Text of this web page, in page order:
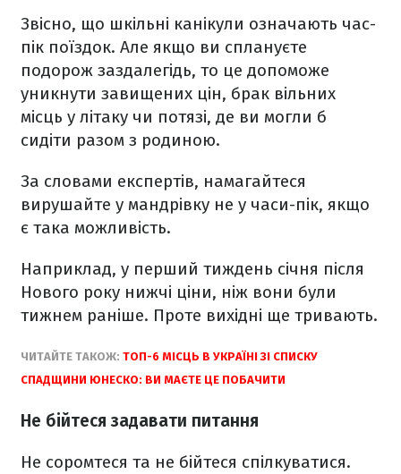
Звісно, що шкільні канікули означають час-
пік поїздок. Але якщо ви сплануєте
подорож заздалегідь, то це допоможе
уникнути завищених цін, брак вільних
місць у літаку чи потязі, де ви могли б
сидіти разом з родиною.
За словами експертів, намагайтеся
вирушайте у мандрівку не у часи-пік, якщо
є така можливість.
Наприклад, у перший тиждень січня після
Нового року нижчі ціни, ніж вони були
тижнем раніше. Проте вихідні ще тривають.
ЧИТАЙТЕ ТАКОЖ: ТОП-6 МІСЦЬ В УКРАЇНІ ЗІ СПИСКУ
СПАДЩИНИ ЮНЕСКО: ВИ МАЄТЕ ЦЕ ПОБАЧИТИ
Не бійтеся задавати питання
Не соромтеся та не бійтеся спілкуватися.